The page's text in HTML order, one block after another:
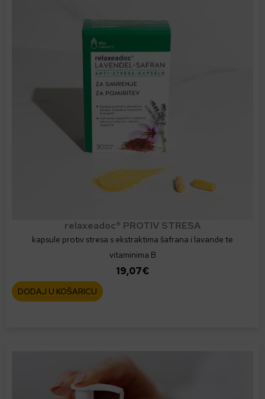
relaxeadoc® PROTIV STRESA
kapsule protiv stresa s ekstraktima šafrana i lavande te
vitaminima B
19,07€
DODAJ U KOŠARICU